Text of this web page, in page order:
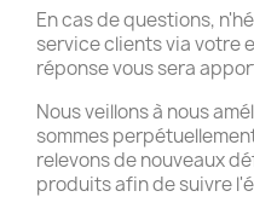
En cas de questions,
service clients via votre
réponse vous sera
Nous veillons à nous
sommes
relevons de nouveaux
produits afin de suivre